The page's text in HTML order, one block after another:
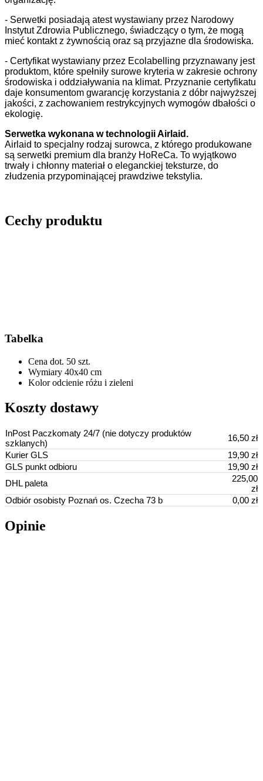
- Serwetki posiadają atest wystawiany przez Narodowy
Instytut Zdrowia Publicznego, świadczący o tym, że mogą
mieć kontakt z żywnością oraz są przyjazne dla środowiska.
- Certyfikat wystawiany przez Ecolabelling przyznawany jest
produktom, które spełniły surowe kryteria w zakresie ochrony
środowiska i oddziaływania na klimat. Przyznanie certyfikatu
daje konsumentom gwarancję korzystania z dóbr najwyższej
jakości, z zachowaniem restrykcyjnych wymogów dbałości o
ekologię.
Serwetka wykonana w technologii Airlaid.
Airlaid to specjalny rodzaj surowca, z którego produkowane
są serwetki premium dla branży HoReCa. To wyjątkowo
trwały i chłonny materiał o eleganckiej teksturze, do
złudzenia przypominającej prawdziwe tekstylia.
Cechy produktu
Tabelka
Cena dot. 50 szt.
Wymiary 40x40 cm
Kolor odcienie różu i zieleni
Koszty dostawy
InPost Paczkomaty 24/7 (nie dotyczy produktów
szklanych)
16,50 zł
Kurier GLS
19,90 zł
GLS punkt odbioru
19,90 zł
DHL paleta
225,00
zł
Odbiór osobisty Poznań os. Czecha 73 b
0,00 zł
Opinie